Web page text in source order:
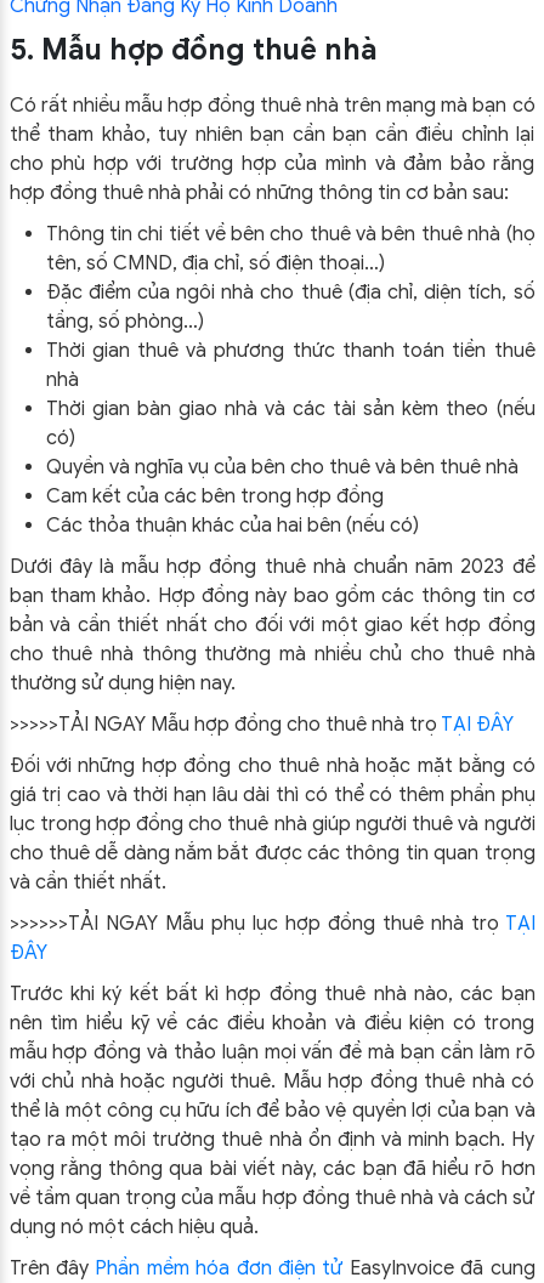
Chứng Nhận Đăng Ký Hộ Kinh Doanh
5. Mẫu hợp đồng thuê nhà
Có rất nhiều mẫu hợp đồng thuê nhà trên mạng mà bạn có
thể tham khảo, tuy nhiên bạn cần bạn cần điều chỉnh lại
cho phù hợp với trường hợp của mình và đảm bảo rằng
hợp đồng thuê nhà phải có những thông tin cơ bản sau:
Thông tin chi tiết về bên cho thuê và bên thuê nhà (họ
tên, số CMND, địa chỉ, số điện thoại…)
Đặc điểm của ngôi nhà cho thuê (địa chỉ, diện tích, số
tầng, số phòng…)
Thời gian thuê và phương thức thanh toán tiền thuê
nhà
Thời gian bàn giao nhà và các tài sản kèm theo (nếu
có)
Quyền và nghĩa vụ của bên cho thuê và bên thuê nhà
Cam kết của các bên trong hợp đồng
Các thỏa thuận khác của hai bên (nếu có)
Dưới đây là mẫu hợp đồng thuê nhà chuẩn năm 2023 để
bạn tham khảo. Hợp đồng này bao gồm các thông tin cơ
bản và cần thiết nhất cho đối với một giao kết hợp đồng
cho thuê nhà thông thường mà nhiều chủ cho thuê nhà
thường sử dụng hiện nay.
>>>>>TẢI NGAY Mẫu hợp đồng cho thuê nhà trọ TẠI ĐÂY
Đối với những hợp đồng cho thuê nhà hoặc mặt bằng có
giá trị cao và thời hạn lâu dài thì có thể có thêm phần phụ
lục trong hợp đồng cho thuê nhà giúp người thuê và người
cho thuê dễ dàng nắm bắt được các thông tin quan trọng
và cần thiết nhất.
>>>>>>TẢI NGAY Mẫu phụ lục hợp đồng thuê nhà trọ TẠI
ĐÂY
Trước khi ký kết bất kì hợp đồng thuê nhà nào, các bạn
nên tìm hiểu kỹ về các điều khoản và điều kiện có trong
mẫu hợp đồng và thảo luận mọi vấn đề mà bạn cần làm rõ
với chủ nhà hoặc người thuê. Mẫu hợp đồng thuê nhà có
thể là một công cụ hữu ích để bảo vệ quyền lợi của bạn và
tạo ra một môi trường thuê nhà ổn định và minh bạch. Hy
vọng rằng thông qua bài viết này, các bạn đã hiểu rõ hơn
về tầm quan trọng của mẫu hợp đồng thuê nhà và cách sử
dụng nó một cách hiệu quả.
Trên đây Phần mềm hóa đơn điện tử EasyInvoice đã cung